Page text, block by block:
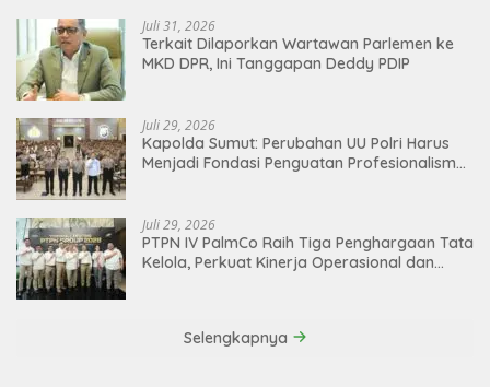
Juli 31, 2026
Terkait Dilaporkan Wartawan Parlemen ke
MKD DPR, Ini Tanggapan Deddy PDIP
Juli 29, 2026
Kapolda Sumut: Perubahan UU Polri Harus
Menjadi Fondasi Penguatan Profesionalisme
Juli 29, 2026
PTPN IV PalmCo Raih Tiga Penghargaan Tata
Kelola, Perkuat Kinerja Operasional dan
Selengkapnya